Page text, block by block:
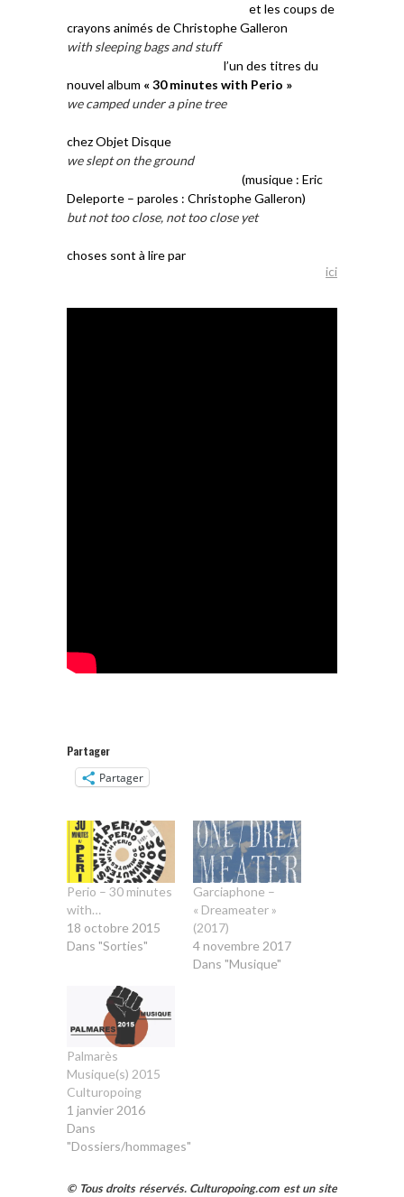
et les coups de
crayons animés de Christophe Galleron
with sleeping bags and stuff
l’un des titres du
nouvel album « 30 minutes with Perio »
we camped under a pine tree
chez Objet Disque
we slept on the ground
(musique : Eric
Deleporte – paroles : Christophe Galleron)
but not too close, not too close yet
choses sont à lire par
ici
Partager
Partager
Perio – 30 minutes
with…
18 octobre 2015
Dans "Sorties"
Garciaphone –
« Dreameater »
(2017)
4 novembre 2017
Dans "Musique"
Palmarès
Musique(s) 2015
Culturopoing
1 janvier 2016
Dans
"Dossiers/hommages"
© Tous droits réservés. Culturopoing.com est un site